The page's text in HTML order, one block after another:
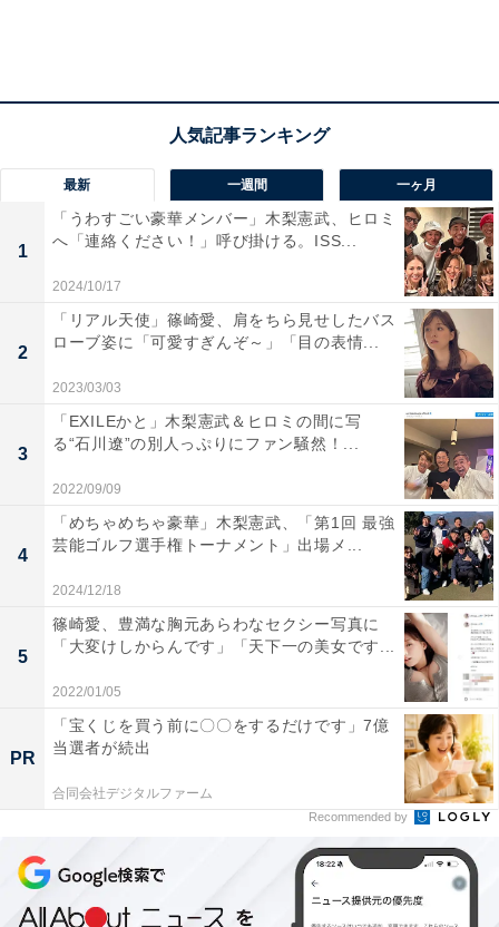
最新 一週間 一ヶ月
1
「うわすごい豪華メンバー」木梨憲武、ヒロミ
へ「連絡ください！」呼び掛ける。ISS...
2024/10/17
2
「リアル天使」篠崎愛、肩をちら見せしたバス
ローブ姿に「可愛すぎんぞ～」「目の表情...
2023/03/03
3
「EXILEかと」木梨憲武＆ヒロミの間に写
る“石川遼”の別人っぷりにファン騒然！...
2022/09/09
4
「めちゃめちゃ豪華」木梨憲武、「第1回 最強
芸能ゴルフ選手権トーナメント」出場メ...
2024/12/18
5
篠崎愛、豊満な胸元あらわなセクシー写真に
「大変けしからんです」「天下一の美女です...
2022/01/05
PR
「宝くじを買う前に〇〇をするだけです」7億
当選者が続出
合同会社デジタルファーム
Recommended by